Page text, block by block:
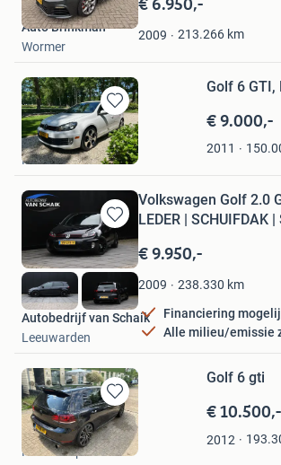
Mijn
Favorieten
2009 213.266 km
Auto Brinkman
Wormer
Bewaren
in
Mijn
Favorieten
Golf 6 GTI,
€ 9.000,-
2011
jordi
Muntendam
Bewaren
in
Mijn
Favorieten
Volkswagen Golf 2.0
LEDER | SCHUIFDAK |
€ 9.950,-
2009 238.330 km
Financiering
Alle milieu/emissie
Autobedrijf van Schaik
Leeuwarden
Bewaren
in
Mijn
Favorieten
Golf 6 gti
€ 10.500,-
2012
senna
Hoofddorp